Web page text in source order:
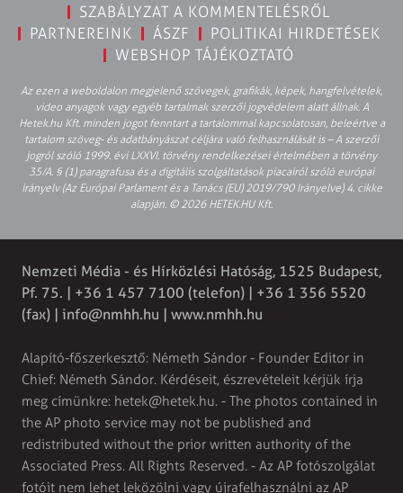
SZABÁLYZAT A KOMMENTELÉSRŐL
PARTNEREINK
ÁSZF
POLITIKAI HIRDETÉSEK
WEBSHOP TÁJÉKOZTATÓ
Az ezen a weboldalon megjelenő szövegek, grafikák, képek, hangfelvételek,
video anyagok vagy egyéb tartalmak szerzői jogvédelem alatt állnak. A
Hetek.hu Kft. minden jogot fenntart a tartalommal kapcsolatosan, beleértve a
tartalom szöveg- és adatbányászat céljára való felhasználását is – A szerzői
jogról szóló 1999. évi LXXVI. törvény rendelkezései értelmében a törvény
35/A. § (1) paragrafusa és a digitális szolgáltatások piacairól szóló európai
irányelv (Az Európai Parlament és a Tanács (EU) 2019/790 Irányelve) 4. cikke
alapján. © 2026 HETEK.HU Kft.
Nemzeti Média - és Hírközlési Hatóság, 1525 Budapest,
Pf. 75. | +36 1 457 7100 (telefon) | +36 1 356 5520
(fax) | info@nmhh.hu | www.nmhh.hu
Alapító-főszerkesztő: Németh Sándor - Founder Editor in
Chief: Németh Sándor. Kérdéseit, észrevételeit kérjük írja
meg címünkre: hetek@hetek.hu. - The photos contained in
the AP photo service may not be published and
redistributed without the prior written authority of the
Associated Press. All Rights Reserved. - Az AP fotószolgálat
fotóit nem lehet leközölni vagy újrafelhasználni az AP